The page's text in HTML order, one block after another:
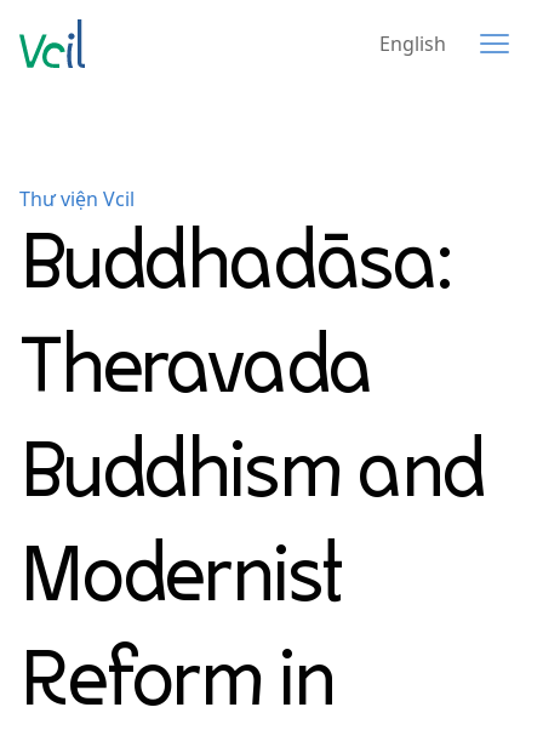
English
Thư viện Vcil
Buddhadāsa:
Theravada
Buddhism and
Modernist
Reform in